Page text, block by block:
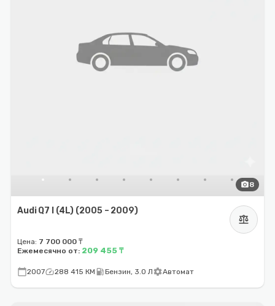
photo_camera8
Audi Q7 I (4L) (2005 – 2009)
balance
Цена: 7 700 000 ₸
Ежемесячно от: 209 455 ₸
calendar_today2007speed288 415 КМ local_gas_stationБензин, 3.0 ЛsettingsАвтомат